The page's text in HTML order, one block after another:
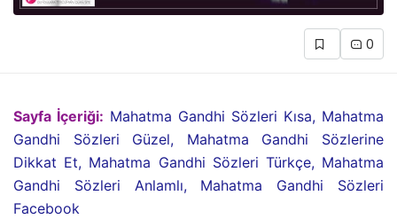
0
Sayfa İçeriği: Mahatma Gandhi Sözleri Kısa, Mahatma
Gandhi Sözleri Güzel, Mahatma Gandhi Sözlerine
Dikkat Et, Mahatma Gandhi Sözleri Türkçe, Mahatma
Gandhi Sözleri Anlamlı, Mahatma Gandhi Sözleri
Facebook